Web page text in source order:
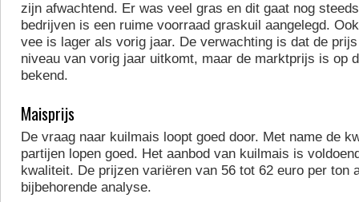
zijn afwachtend. Er was veel gras en dit gaat nog
bedrijven is een ruime voorraad graskuil aangelegd.
vee is lager als vorig jaar. De verwachting is dat de
niveau van vorig jaar uitkomt, maar de marktprijs is op
bekend.
Maisprijs
De vraag naar kuilmais loopt goed door. Met name de
partijen lopen goed. Het aanbod van kuilmais is
kwaliteit. De prijzen variëren van 56 tot 62 euro per ton
bijbehorende analyse.